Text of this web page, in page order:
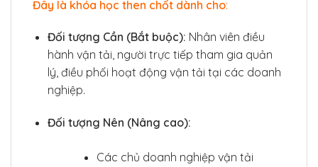
Đây là khóa học then chốt dành cho:
Đối tượng Cần (Bắt buộc): Nhân viên điều
hành vận tải, người trực tiếp tham gia quản
lý, điều phối hoạt động vận tải tại các doanh
nghiệp.
Đối tượng Nên (Nâng cao):
Các chủ doanh nghiệp vận tải